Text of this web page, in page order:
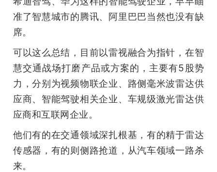
准了智慧城市的腾讯、阿里巴巴当然也没有缺
席。
可以这么总结，目前以雷视融合为指针，在智
慧交通战场打磨产品或方案的，主要有5股势
力，分别为视频物联企业、路侧毫米波雷达供
应商、智能驾驶相关企业、车规级激光雷达供
应商和互联网企业。
他们有的在交通领域深扎根基，有的精于雷达
传感器，有的则侧路抢道，从汽车领域一路杀
来。